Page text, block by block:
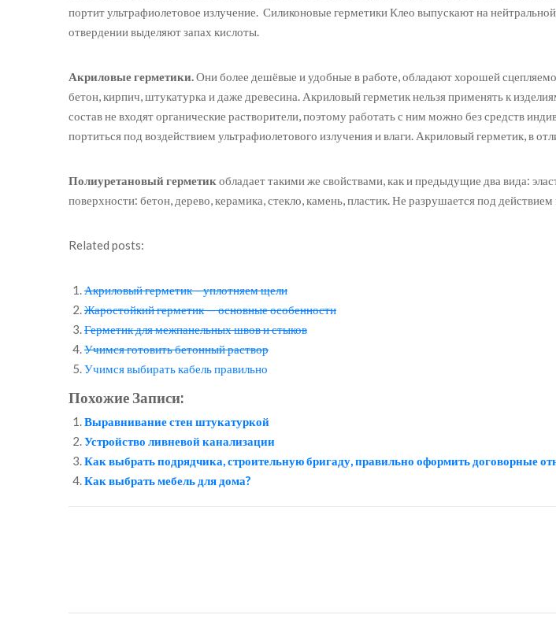
портит ультрафиолетовое излучение. Силиконовые герметики Клео выпускают на
отвердении выделяют запах кислоты.
Акриловые герметики.Они более дешёвые и удобные в работе, обладают хорошей
бетон, кирпич, штукатурка и даже древесина. Акриловый герметик нельзя применять к
состав не входят органические растворители, поэтому работать с ним можно без средств
портиться под воздействием ультрафиолетового излучения и влаги. Акриловый герметик, в
Полиуретановый герметик обладает такими же свойствами, как и предыдущие два вида:
поверхности: бетон, дерево, керамика, стекло, камень, пластик. Не разрушается под
Related posts:
Акриловый герметик – уплотняем щели
Жаростойкий герметик — основные особенности
Герметик для межпанельных швов и стыков
Учимся готовить бетонный раствор
Учимся выбирать кабель правильно
Похожие Записи:
Выравнивание стен штукатуркой
Устройство ливневой канализации
Как выбрать подрядчика, строительную бригаду, правильно оформить договорные
Как выбрать мебель для дома?